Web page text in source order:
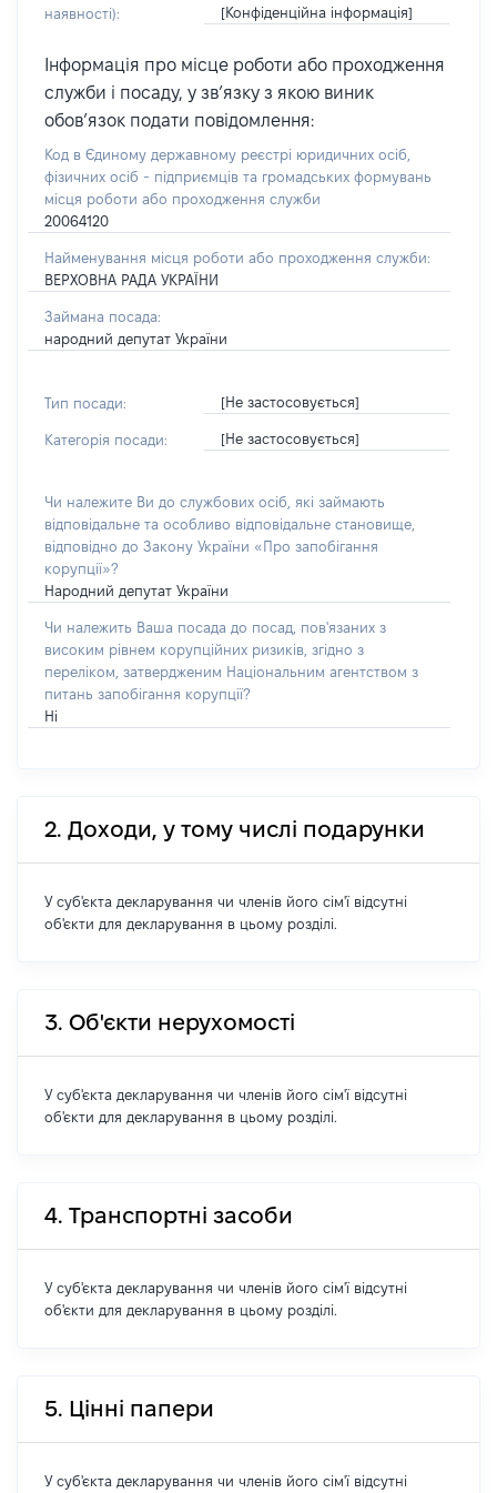
наявності):
[Конфіденційна інформація]
Інформація про місце роботи або проходження
служби і посаду, у зв’язку з якою виник
обов’язок подати повідомлення:
Код в Єдиному державному реєстрі юридичних осіб,
фізичних осіб - підприємців та громадських формувань
місця роботи або проходження служби
20064120
Найменування місця роботи або проходження служби:
ВЕРХОВНА РАДА УКРАЇНИ
Займана посада:
народний депутат України
Тип посади: [Не застосовується]
Категорія посади: [Не застосовується]
Чи належите Ви до службових осіб, які займають
відповідальне та особливо відповідальне становище,
відповідно до Закону України «Про запобігання
корупції»?
Народний депутат України
Чи належить Ваша посада до посад, пов'язаних з
високим рівнем корупційних ризиків, згідно з
переліком, затвердженим Національним агентством з
питань запобігання корупції?
Ні
2. Доходи, у тому числі подарунки
У суб'єкта декларування чи членів його сім'ї відсутні
об'єкти для декларування в цьому розділі.
3. Об'єкти нерухомості
У суб'єкта декларування чи членів його сім'ї відсутні
об'єкти для декларування в цьому розділі.
4. Транспортні засоби
У суб'єкта декларування чи членів його сім'ї відсутні
об'єкти для декларування в цьому розділі.
5. Цінні папери
У суб'єкта декларування чи членів його сім'ї відсутні